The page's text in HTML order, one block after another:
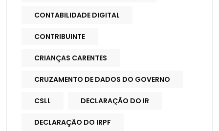
CONTABILIDADE DIGITAL
CONTRIBUINTE
CRIANÇAS CARENTES
CRUZAMENTO DE DADOS DO GOVERNO
CSLL DECLARAÇÃO DO IR
DECLARAÇÃO DO IRPF